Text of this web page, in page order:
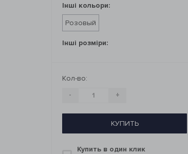
Інші кольори:
Розовый
Інші розміри:
Кол-во:
- +
КУПИТЬ
Купить в один клик